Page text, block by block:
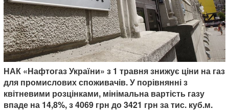
НАК «Нафтогаз України» з 1 травня знижує ціни на газ
для промислових споживачів. У порівнянні з
квітневими розцінками, мінімальна вартість газу
впаде на 14,8%, з 4069 грн до 3421 грн за тис. куб.м.